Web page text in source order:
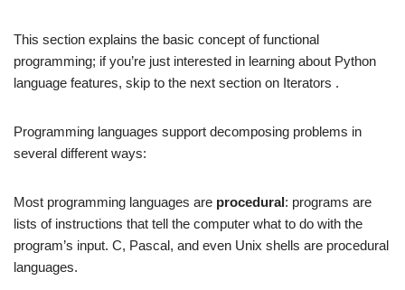
This section explains the basic concept of functional
programming; if you’re just interested in learning about Python
language features, skip to the next section on Iterators .
Programming languages support decomposing problems in
several different ways:
Most programming languages are procedural: programs are
lists of instructions that tell the computer what to do with the
program’s input. C, Pascal, and even Unix shells are procedural
languages.